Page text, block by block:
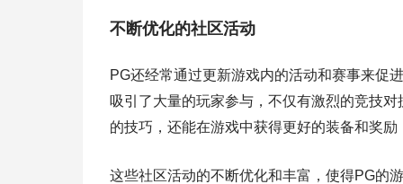
不断优化的社区活动
PG还经常通过更新游戏内的活动和赛事来促
吸引了大量的玩家参与，不仅有激烈的竞技
的技巧，还能在游戏中获得更好的装备和奖
这些社区活动的不断优化和丰富，使得PG的